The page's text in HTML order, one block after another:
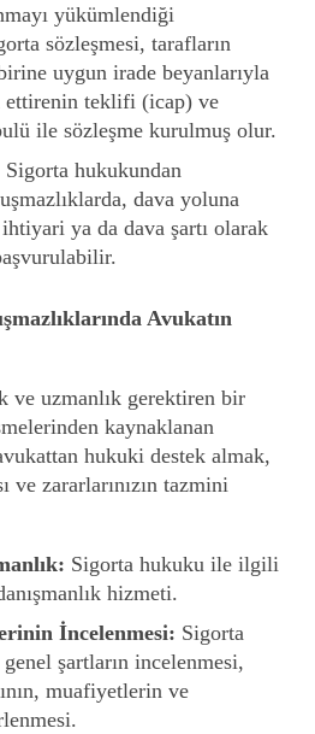
yükümlendiği
sözleşmesi, tarafların
uygun irade beyanlarıyla
ettirenin teklifi (icap) ve
ile sözleşme kurulmuş olur.
Sigorta hukukundan
dava yoluna
ya da dava şartı olarak
Avukatın
ve uzmanlık gerektiren bir
kaynaklanan
hukuki destek almak,
ve zararlarınızın tazmini
Sigorta hukuku ile ilgili
hizmeti.
İncelenmesi: Sigorta
şartların incelenmesi,
muafiyetlerin ve